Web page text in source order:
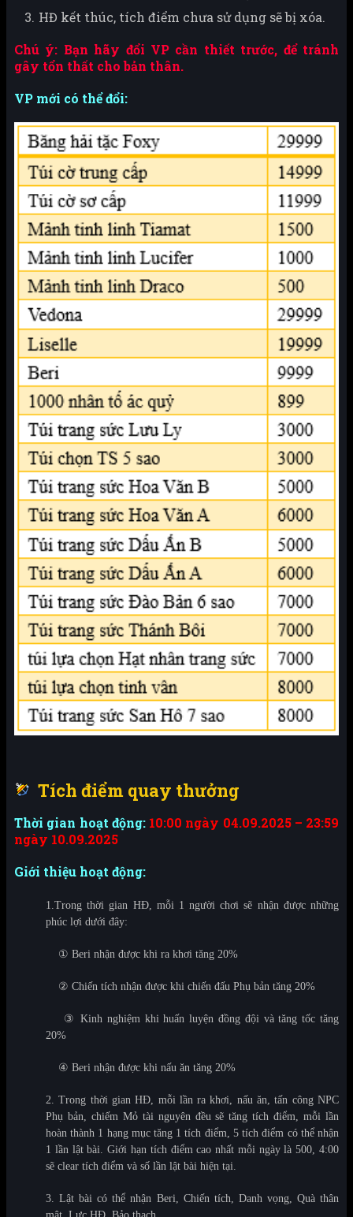
HĐ kết thúc, tích điểm chưa sử dụng sẽ bị xóa.
Chú ý: Bạn hãy đổi VP cần thiết trước, để tránh
gây tổn thất cho bản thân.
VP mới có thể đổi:
Tích điểm quay thưởng
Thời gian hoạt động: 10:00 ngày 04.09.2025 – 23:59
ngày 10.09.2025
Giới thiệu hoạt động:
1.Trong thời gian HĐ, mỗi 1 người chơi sẽ nhận được những
phúc lợi dưới đây:
① Beri nhận được khi ra khơi tăng 20%
② Chiến tích nhận được khi chiến đấu Phụ bản tăng 20%
③ Kinh nghiệm khi huấn luyện đồng đội và tăng tốc tăng
20%
④ Beri nhận được khi nấu ăn tăng 20%
2. Trong thời gian HĐ, mỗi lần ra khơi, nấu ăn, tấn công NPC
Phụ bản, chiếm Mỏ tài nguyên đều sẽ tăng tích điểm, mỗi lần
hoàn thành 1 hạng mục tăng 1 tích điểm, 5 tích điểm có thể nhận
1 lần lật bài. Giới hạn tích điểm cao nhất mỗi ngày là 500, 4:00
sẽ clear tích điểm và số lần lật bài hiện tại.
3. Lật bài có thể nhận Beri, Chiến tích, Danh vọng, Quà thân